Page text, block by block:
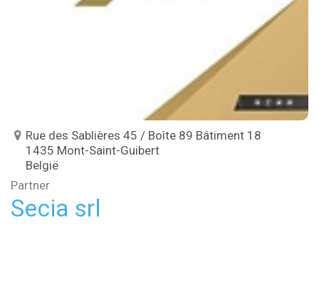
Rue des Sablières 45 / Boîte 89 Bâtiment 18
1435 Mont-Saint-Guibert
België
Partner
Secia srl